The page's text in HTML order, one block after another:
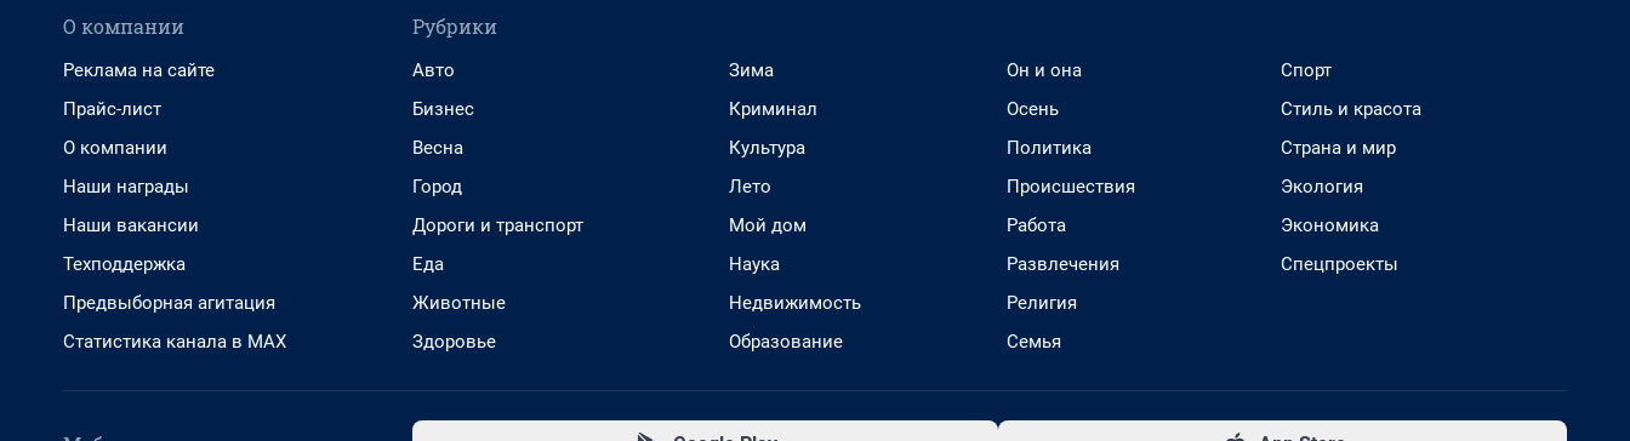
О компании
Реклама на сайте
Прайс-лист
О компании
Наши награды
Наши вакансии
Техподдержка
Предвыборная агитация
Статистика канала в MAX
Рубрики
Авто
Бизнес
Весна
Город
Дороги и транспорт
Еда
Животные
Здоровье
Зима
Криминал
Культура
Лето
Мой дом
Наука
Недвижимость
Образование
Он и она
Осень
Политика
Происшествия
Работа
Развлечения
Религия
Семья
Спорт
Стиль и красота
Страна и мир
Экология
Экономика
Спецпроекты